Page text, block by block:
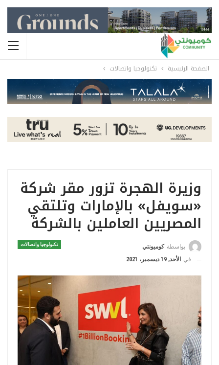
الصفحة الرئيسية تكنولوجيا واتصالات
وزيرة الهجرة تزور مقر شركة
«سويفل» بالإمارات وتلتقي
المصريين العاملين بالشركة
تكنولوجيا واتصالات بواسطة كوميونتي
في
الأحد, 19 ديسمبر، 2021